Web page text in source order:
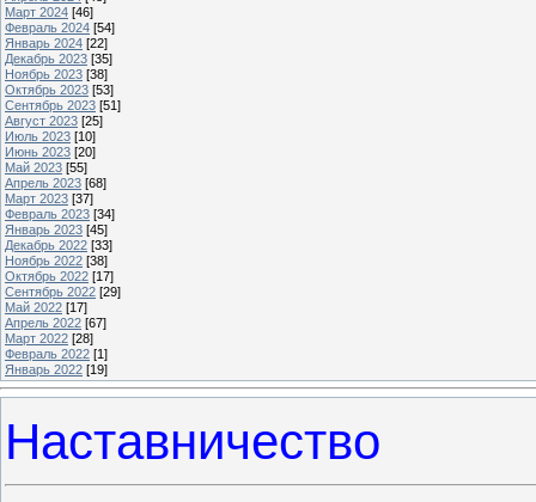
Март 2024 [46]
Февраль 2024 [54]
Январь 2024 [22]
Декабрь 2023 [35]
Ноябрь 2023 [38]
Октябрь 2023 [53]
Сентябрь 2023 [51]
Август 2023 [25]
Июль 2023 [10]
Июнь 2023 [20]
Май 2023 [55]
Апрель 2023 [68]
Март 2023 [37]
Февраль 2023 [34]
Январь 2023 [45]
Декабрь 2022 [33]
Ноябрь 2022 [38]
Октябрь 2022 [17]
Сентябрь 2022 [29]
Май 2022 [17]
Апрель 2022 [67]
Март 2022 [28]
Февраль 2022 [1]
Январь 2022 [19]
Наставничество